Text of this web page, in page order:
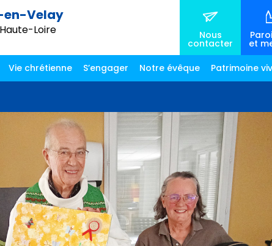
en-Velay
Loire Nous
contacter et
Vie chrétienne S’engager Notre évêque Patrimoine